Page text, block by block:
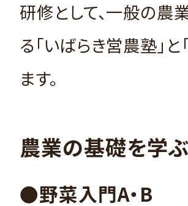
研修として、一般の
る「いばらき営農塾」
ます。
農業の基礎を学ぶ
●野菜入門A・B